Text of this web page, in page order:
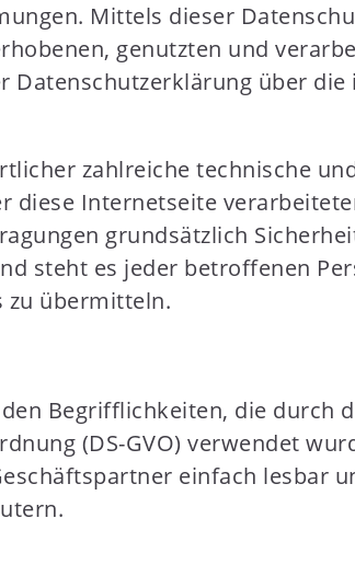
Mittels dieser
genutzten und
Datenschutzerklärung über die
zahlreiche technische
diese Internetseite
grundsätzlich
steht es jeder betroffenen
zu übermitteln.
Begrifflichkeiten, die durch
(DS-GVO) verwendet
einfach lesbar